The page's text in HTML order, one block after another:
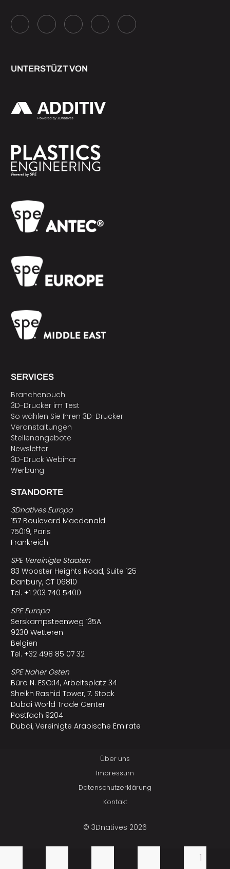
1
UNTERSTÜZT VON
SERVICES
Branchenbuch
3D-Drucker im Test
So wählen Sie Ihren 3D-Drucker
Veranstaltungen
Stellenangebote
Newsletter
3D-Druck Webinar
Werbung
STANDORTE
3Dnatives Europa
157 Boulevard Macdonald
75019, Paris
Frankreich
SPE Vereinigte Staaten
83 Wooster Heights Road, Suite 125
Danbury, CT 06810
Tel. +1 203 740 5400
SPE Europa
Serskampsteenweg 135A
9230 Wetteren
Belgien
Tel. +32 498 85 07 32
SPE Naher Osten
Büro N. ESO:14, Arbeitsplatz 34
Sheikh Rashid Tower, 7. Stock
Dubai World Trade Center
Postfach 9204
Dubai, Vereinigte Arabische Emirate
Über uns
Impressum
Datenschutzerklärung
Kontakt
© 3Dnatives 2026